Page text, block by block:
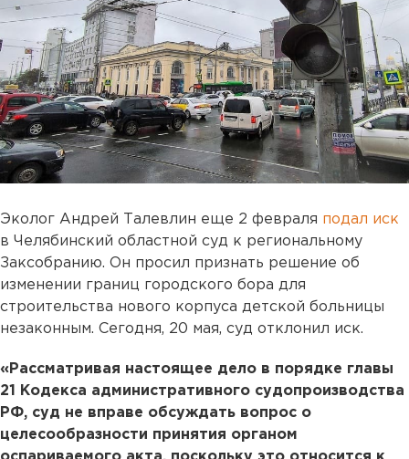
Эколог Андрей Талевлин еще 2 февраля подал иск
в Челябинский областной суд к региональному
Заксобранию. Он просил признать решение об
изменении границ городского бора для
строительства нового корпуса детской больницы
незаконным. Сегодня, 20 мая, суд отклонил иск.
«Рассматривая настоящее дело в порядке главы
21 Кодекса административного судопроизводства
РФ, суд не вправе обсуждать вопрос о
целесообразности принятия органом